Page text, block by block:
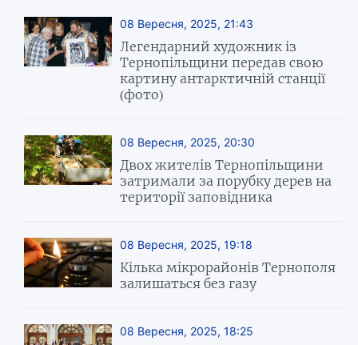
08 Вересня, 2025, 21:43
Легендарний художник із
Тернопільщини передав свою
картину антарктичній станції
(фото)
08 Вересня, 2025, 20:30
Двох жителів Тернопільщини
затримали за порубку дерев на
території заповідника
08 Вересня, 2025, 19:18
Кілька мікрорайонів Тернополя
залишаться без газу
08 Вересня, 2025, 18:25